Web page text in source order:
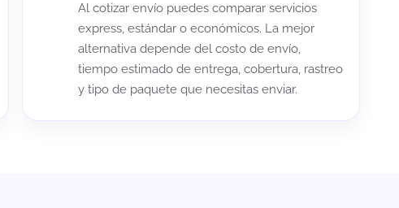
Al cotizar envío puedes comparar servicios
express, estándar o económicos. La mejor
alternativa depende del costo de envío,
tiempo estimado de entrega, cobertura, rastreo
y tipo de paquete que necesitas enviar.